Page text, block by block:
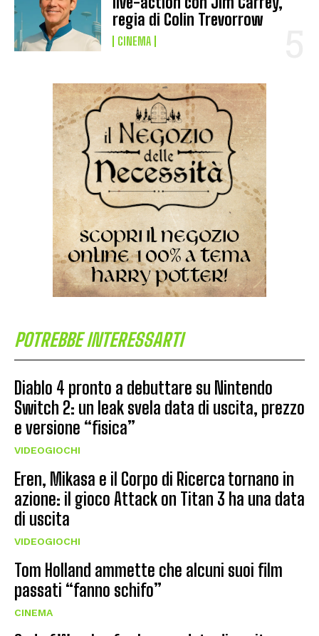
regia di Colin Trevorrow
CINEMA
POTREBBE INTERESSARTI
Diablo 4 pronto a debuttare su Nintendo
Switch 2: un leak svela data di uscita, prezzo
e versione “fisica”
VIDEOGIOCHI
Eren, Mikasa e il Corpo di Ricerca tornano in
azione: il gioco Attack on Titan 3 ha una data
di uscita
VIDEOGIOCHI
Tom Holland ammette che alcuni suoi film
passati “fanno schifo”
CINEMA